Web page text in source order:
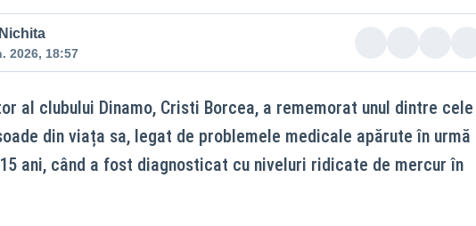
2026, 18:57
al clubului Dinamo, Cristi Borcea, a rememorat unul dintre cele
din viața sa, legat de problemele medicale apărute în urmă
ani, când a fost diagnosticat cu niveluri ridicate de mercur în